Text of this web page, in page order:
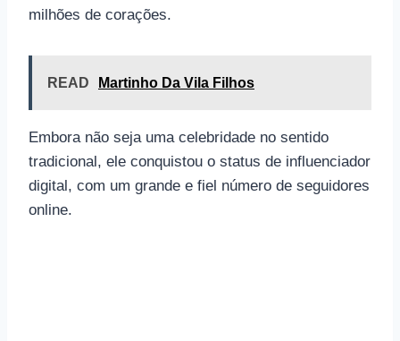
milhões de corações.
READ Martinho Da Vila Filhos
Embora não seja uma celebridade no sentido
tradicional, ele conquistou o status de influenciador
digital, com um grande e fiel número de seguidores
online.